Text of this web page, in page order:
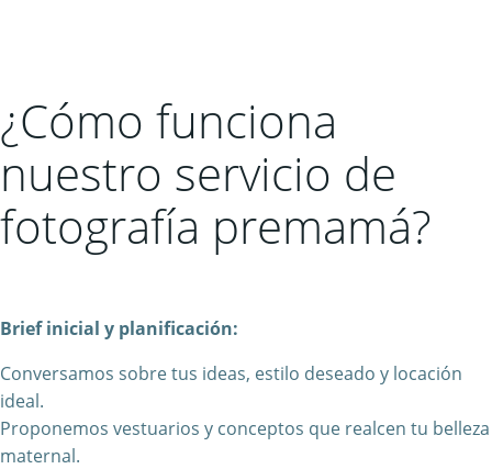
¿Cómo funciona
nuestro servicio de
fotografía premamá?
Brief inicial y planificación:
Conversamos sobre tus ideas, estilo deseado y locación
ideal.
Proponemos vestuarios y conceptos que realcen tu belleza
maternal.